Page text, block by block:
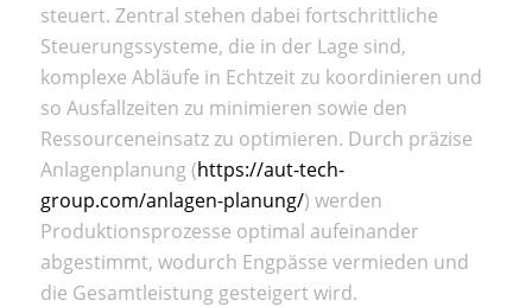
steuert. Zentral stehen dabei fortschrittliche
Steuerungssysteme, die in der Lage sind,
komplexe Abläufe in Echtzeit zu koordinieren und
so Ausfallzeiten zu minimieren sowie den
Ressourceneinsatz zu optimieren. Durch präzise
Anlagenplanung (https://aut-tech-
group.com/anlagen-planung/) werden
Produktionsprozesse optimal aufeinander
abgestimmt, wodurch Engpässe vermieden und
die Gesamtleistung gesteigert wird.